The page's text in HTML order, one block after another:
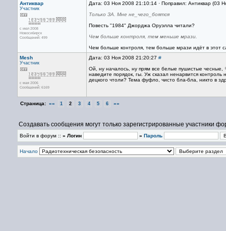
Антиквар
Участник
с июл 2008
Новосибирск
Сообщений: 499
Дата: 03 Ноя 2008 21:10:14 · Поправил: Антиквар (03
Только ЗА. Мне не_чего_боятся
Повесть "1984" Джорджа Оруэлла читали?
Чем больше контроля, тем меньше мрази.
Чем больше контроля, тем больше мрази идёт в этот
Mesh
Участник
с мая 2006
Сообщений: 6169
Дата: 03 Ноя 2008 21:20:27 #
Ой, ну началось, ну прям все белые пушистые чесные,
наведите порядок, гы. Уж сказал ненарвится
децкого чтоли? Тема фуфло, чисто бла-бла, никто в
Страница: «« 1 2 3 4 5 6 »»
Создавать сообщения могут только зарегистрированные участники
Войти в форум :: » Логин » Пароль
Начало